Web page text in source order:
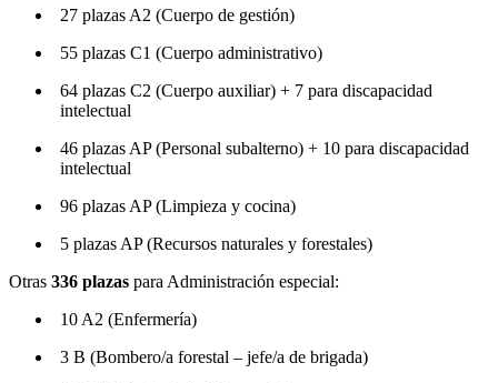
27 plazas A2 (Cuerpo de gestión)
55 plazas C1 (Cuerpo administrativo)
64 plazas C2 (Cuerpo auxiliar) + 7 para discapacidad
intelectual
46 plazas AP (Personal subalterno) + 10 para discapacidad
intelectual
96 plazas AP (Limpieza y cocina)
5 plazas AP (Recursos naturales y forestales)
Otras 336 plazas para Administración especial:
10 A2 (Enfermería)
3 B (Bombero/a forestal – jefe/a de brigada)